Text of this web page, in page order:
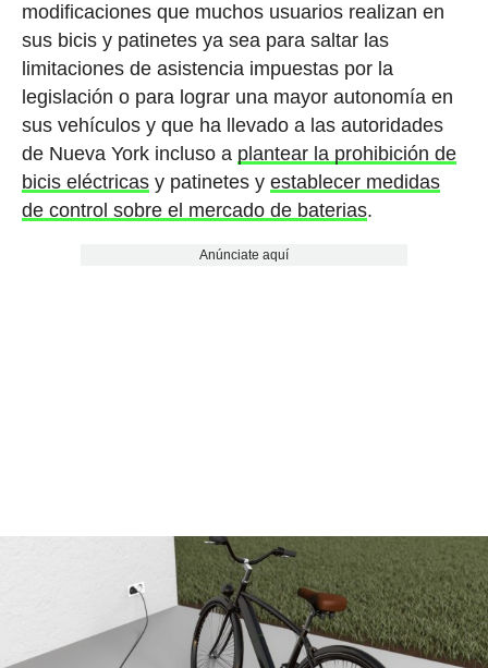
modificaciones que muchos usuarios realizan en
sus bicis y patinetes ya sea para saltar las
limitaciones de asistencia impuestas por la
legislación o para lograr una mayor autonomía en
sus vehículos y que ha llevado a las autoridades
de Nueva York incluso a plantear la prohibición de
bicis eléctricasy patinetes y establecer medidas
de control sobre el mercado de baterias.
Anúnciate aquí